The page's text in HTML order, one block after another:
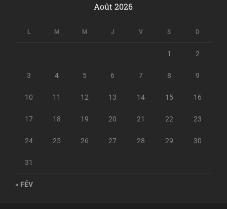
Août 2026
L M M J V S D
1 2
3 4 5 6 7 8 9
10 11 12 13 14 15 16
17 18 19 20 21 22 23
24 25 26 27 28 29 30
31
« FÉV